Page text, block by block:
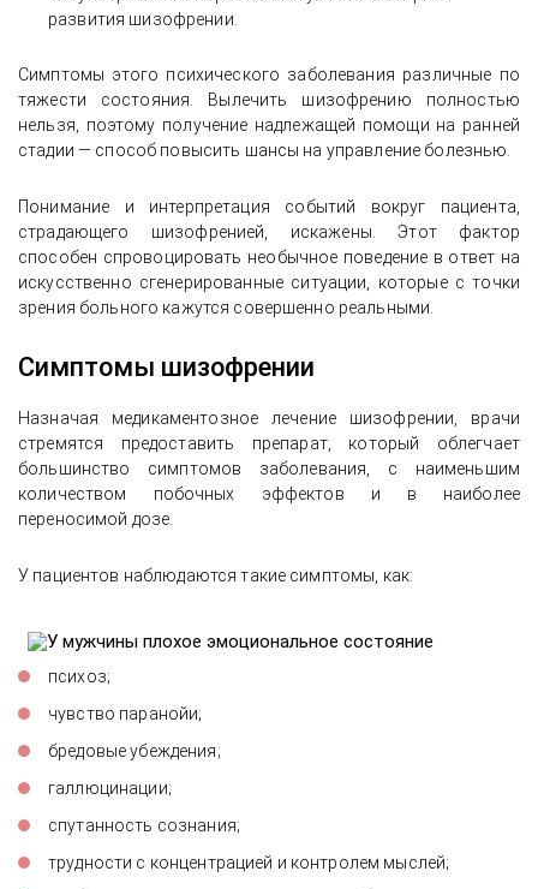
развития шизофрении.
Симптомы этого психического заболевания различные по
тяжести состояния. Вылечить шизофрению полностью
нельзя, поэтому получение надлежащей помощи на ранней
стадии — способ повысить шансы на управление болезнью.
Понимание и интерпретация событий вокруг пациента,
страдающего шизофренией, искажены. Этот фактор
способен спровоцировать необычное поведение в ответ на
искусственно сгенерированные ситуации, которые с точки
зрения больного кажутся совершенно реальными.
Симптомы шизофрении
Назначая медикаментозное лечение шизофрении, врачи
стремятся предоставить препарат, который облегчает
большинство симптомов заболевания, с наименьшим
количеством побочных эффектов и в наиболее
переносимой дозе.
У пациентов наблюдаются такие симптомы, как:
психоз;
чувство паранойи;
бредовые убеждения;
галлюцинации;
спутанность сознания;
трудности с концентрацией и контролем мыслей;